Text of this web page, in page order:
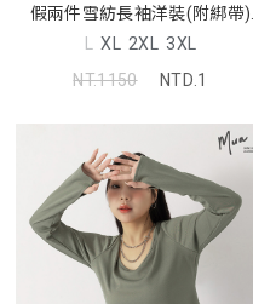
假兩件雪紡長袖洋裝(附綁帶)
MISS
L XL 2XL 3XL
NT.1150
NTD.1